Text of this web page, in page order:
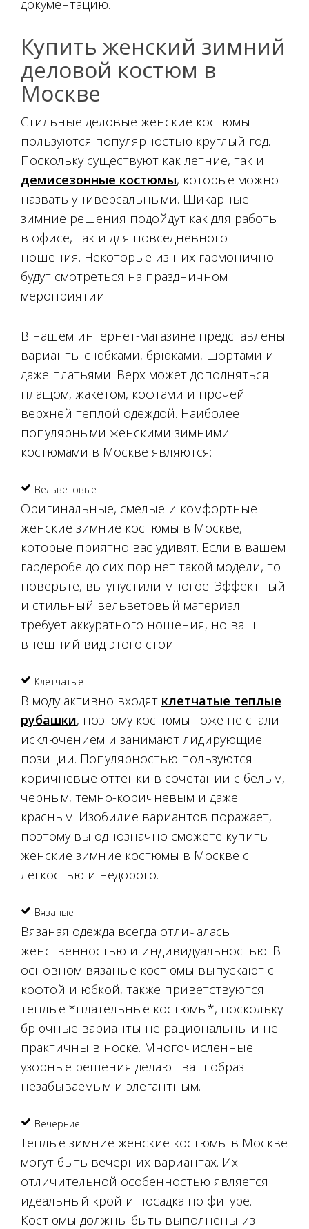
документацию.
Купить женский зимний
деловой костюм в
Москве
Стильные деловые женские костюмы
пользуются популярностью круглый год.
Поскольку существуют как летние, так и
демисезонные костюмы, которые можно
назвать универсальными. Шикарные
зимние решения подойдут как для работы
в офисе, так и для повседневного
ношения. Некоторые из них гармонично
будут смотреться на праздничном
мероприятии.
В нашем интернет-магазине представлены
варианты с юбками, брюками, шортами и
даже платьями. Верх может дополняться
плащом, жакетом, кофтами и прочей
верхней теплой одеждой. Наиболее
популярными женскими зимними
костюмами в Москве являются:
Вельветовые
Оригинальные, смелые и комфортные
женские зимние костюмы в Москве,
которые приятно вас удивят. Если в вашем
гардеробе до сих пор нет такой модели, то
поверьте, вы упустили многое. Эффектный
и стильный вельветовый материал
требует аккуратного ношения, но ваш
внешний вид этого стоит.
Клетчатые
В моду активно входят клетчатые теплые
рубашки, поэтому костюмы тоже не стали
исключением и занимают лидирующие
позиции. Популярностью пользуются
коричневые оттенки в сочетании с белым,
черным, темно-коричневым и даже
красным. Изобилие вариантов поражает,
поэтому вы однозначно сможете купить
женские зимние костюмы в Москве с
легкостью и недорого.
Вязаные
Вязаная одежда всегда отличалась
женственностью и индивидуальностью. В
основном вязаные костюмы выпускают с
кофтой и юбкой, также приветствуются
теплые *плательные костюмы*, поскольку
брючные варианты не рациональны и не
практичны в носке. Многочисленные
узорные решения делают ваш образ
незабываемым и элегантным.
Вечерние
Теплые зимние женские костюмы в Москве
могут быть вечерних вариантах. Их
отличительной особенностью является
идеальный крой и посадка по фигуре.
Костюмы должны быть выполнены из